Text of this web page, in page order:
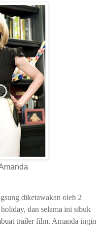
diketawakan oleh 2
dan selama ini sibuk
trailer film. Amanda ingin